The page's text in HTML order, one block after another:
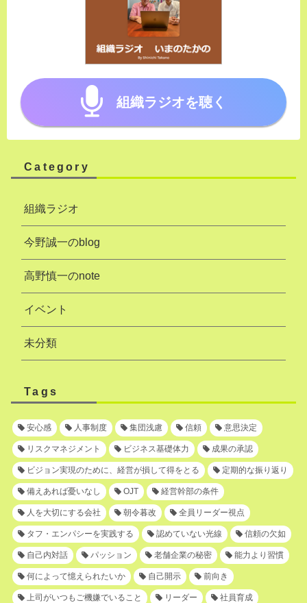
組織ラジオを聴く
Category
組織ラジオ
今野誠一のblog
高野慎一のnote
イベント
未分類
Tags
安心感 人事制度 集団浅慮 信頼 意思決定
リスクマネジメント ビジネス基礎体力 成果の承認
ビジョン実現のために、経営が損して得をとる 定期的な振り返り
備えあれば憂いなし OJT 経営幹部の条件
人を大切にする会社 朝令暮改 全員リーダー視点
タフ・エンパシーを実践する 認めていない光線 信頼の欠如
自己内対話 パッション 老舗企業の秘密 能力より習慣
何によって憶えられたいか 自己開示 前向き
上司がいつもご機嫌でいること リーダー 社員育成